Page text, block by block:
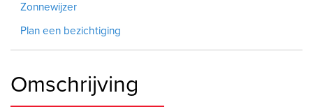
Zonnewijzer
Plan een bezichtiging
Omschrijving